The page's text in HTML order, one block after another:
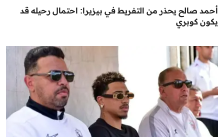
أحمد صالح يحذر من التفريط في بيزيرا: احتمال رحيله قد
يكون كوبري